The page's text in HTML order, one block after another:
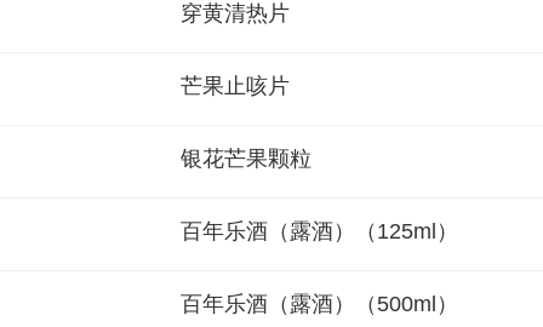
穿黄清热片
芒果止咳片
银花芒果颗粒
百年乐酒（露酒）（125ml）
百年乐酒（露酒）（500ml）